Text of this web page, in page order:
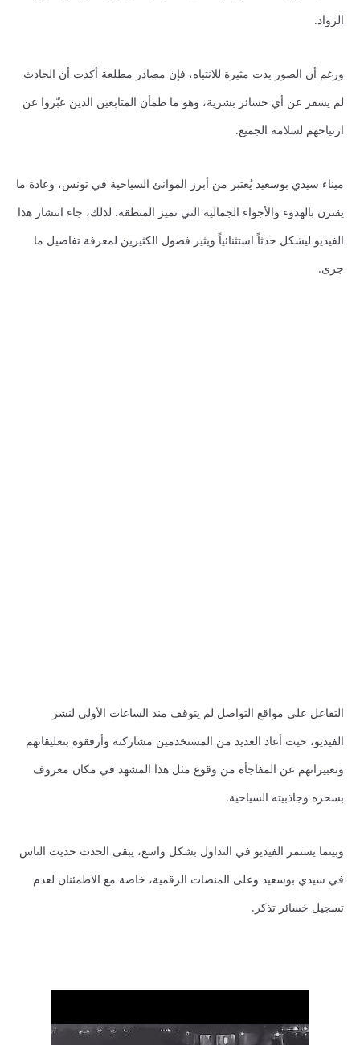
الرواد.
ورغم أن الصور بدت مثيرة للانتباه، فإن مصادر مطلعة أكدت أن الحادث
لم يسفر عن أي خسائر بشرية، وهو ما طمأن المتابعين الذين عبّروا عن
ارتياحهم لسلامة الجميع.
ميناء سيدي بوسعيد يُعتبر من أبرز الموانئ السياحية في تونس، وعادة ما
يقترن بالهدوء والأجواء الجمالية التي تميز المنطقة. لذلك، جاء انتشار هذا
الفيديو ليشكل حدثاً استثنائياً ويثير فضول الكثيرين لمعرفة تفاصيل ما
جرى.
التفاعل على مواقع التواصل لم يتوقف منذ الساعات الأولى لنشر
الفيديو، حيث أعاد العديد من المستخدمين مشاركته وأرفقوه بتعليقاتهم
وتعبيراتهم عن المفاجأة من وقوع مثل هذا المشهد في مكان معروف
بسحره وجاذبيته السياحية.
وبينما يستمر الفيديو في التداول بشكل واسع، يبقى الحدث حديث الناس
في سيدي بوسعيد وعلى المنصات الرقمية، خاصة مع الاطمئنان لعدم
تسجيل خسائر تذكر.